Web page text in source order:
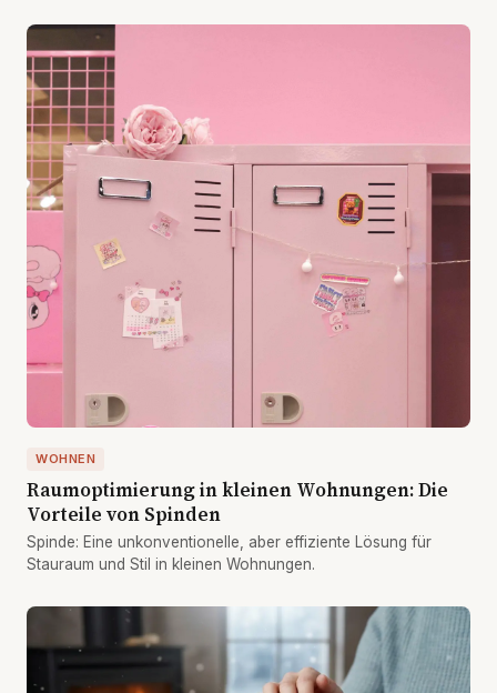
WOHNEN
Raumoptimierung in kleinen Wohnungen: Die
Vorteile von Spinden
Spinde: Eine unkonventionelle, aber effiziente Lösung für
Stauraum und Stil in kleinen Wohnungen.